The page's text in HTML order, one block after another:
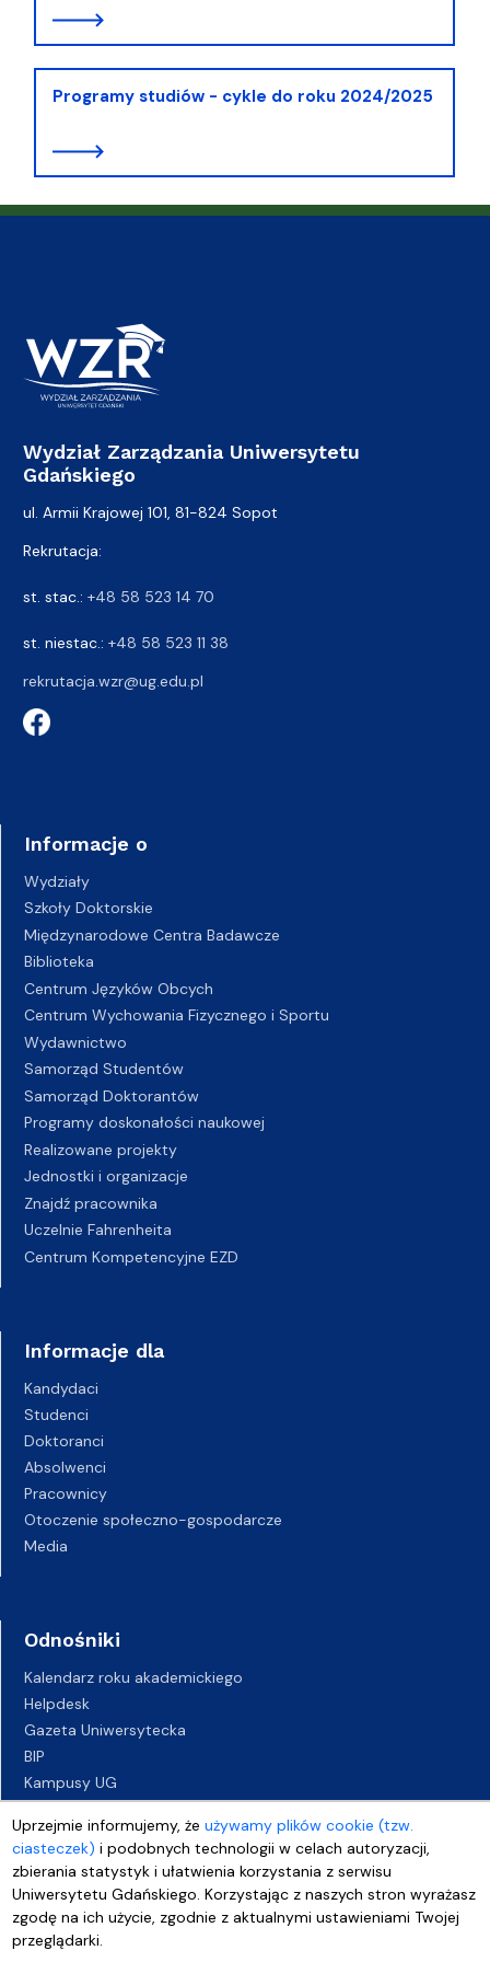
Uprzejmie informujemy, żeużywamy plików cookie (tzw.
ciasteczek) i podobnych technologii w celach autoryzacji,
zbierania statystyk i ułatwienia korzystania z serwisu
Uniwersytetu Gdańskiego. Korzystając z naszych stron wyrażasz
zgodę na ich użycie, zgodnie z aktualnymi ustawieniami Twojej
przeglądarki.
Programy studiów - cykle do roku 2024/2025
Wydział Zarządzania Uniwersytetu
Gdańskiego
ul. Armii Krajowej 101, 81-824 Sopot
Rekrutacja:
st. stac.: +48 58 523 14 70
st. niestac.: +48 58 523 11 38
rekrutacja.wzr@ug.edu.pl
Informacje o
Wydziały
Szkoły Doktorskie
Międzynarodowe Centra Badawcze
Biblioteka
Centrum Języków Obcych
Centrum Wychowania Fizycznego i Sportu
Wydawnictwo
Samorząd Studentów
Samorząd Doktorantów
Programy doskonałości naukowej
Realizowane projekty
Jednostki i organizacje
Znajdź pracownika
Uczelnie Fahrenheita
Centrum Kompetencyjne EZD
Informacje dla
Kandydaci
Studenci
Doktoranci
Absolwenci
Pracownicy
Otoczenie społeczno-gospodarcze
Media
Odnośniki
Kalendarz roku akademickiego
Helpdesk
Gazeta Uniwersytecka
BIP
Kampusy UG
Biuro Karier UG
Oferty pracy
Deklaracja dostępności